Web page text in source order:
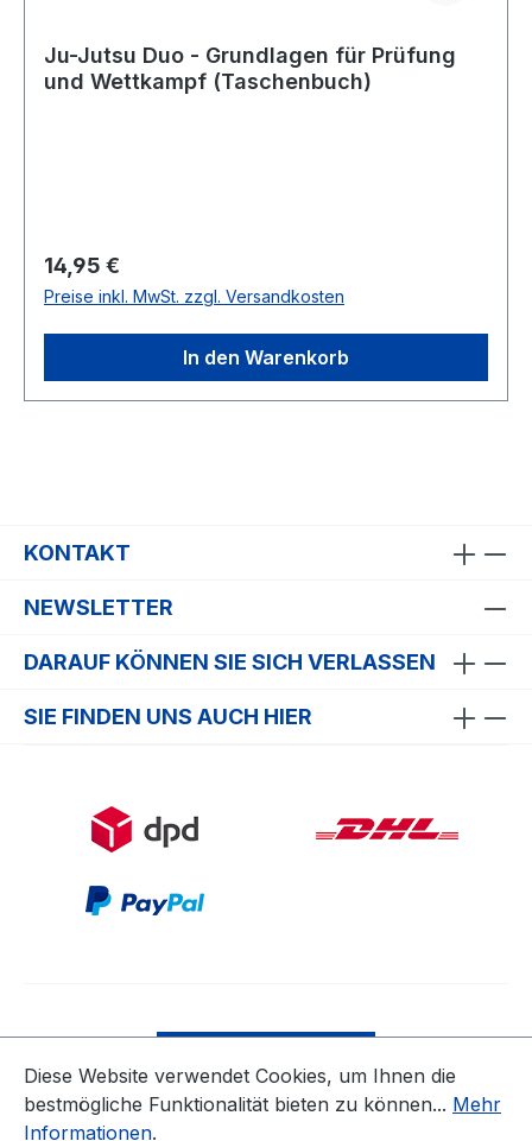
Ju-Jutsu Duo - Grundlagen für Prüfung
und Wettkampf (Taschenbuch)
Regulärer Preis:
14,95 €
Preise inkl. MwSt. zzgl. Versandkosten
In den Warenkorb
KONTAKT
NEWSLETTER
DARAUF KÖNNEN SIE SICH VERLASSEN
SIE FINDEN UNS AUCH HIER
* Alle Preise inkl. gesetzl. Mehrwertsteuer zzgl.
Diese Website verwendet Cookies, um Ihnen die
bestmögliche Funktionalität bieten zu können... Mehr
Informationen.